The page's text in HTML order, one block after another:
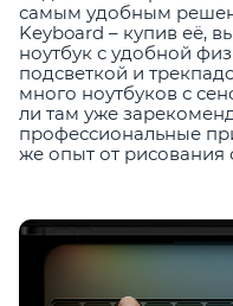
самым удобным
Keyboard – купив её,
ноутбук с удобной
подсветкой и
много ноутбуков с
ли там уже
профессиональные
же опыт от рисования